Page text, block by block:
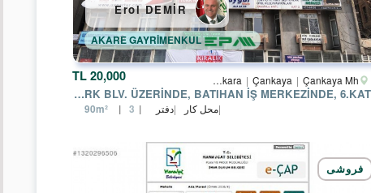
زمین
اداری
تجاری
زمینه
زمین
برای
20,000 TL Ankara Çankaya Çankaya Mh.
KIZILAY ATATÜRK BLV. ÜZERINDE, BATIHAN İŞ MERKEZINDE, 6.KATTA
محل کار دفتر 90m² 3
AKARE GAYRİMENKUL
Erol DEMİR
فروشی